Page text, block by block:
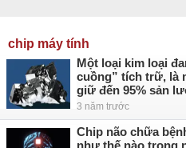
chip máy tính
Một loại kim loại
cuồng” tích trữ, là
giữ đến 95% sản
3 năm trước
Chip não chữa
như thế nào trong